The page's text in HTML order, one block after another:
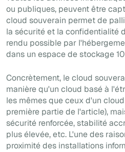
ou publiques, peuvent être
cloud souverain permet de
la sécurité et la confidentialité
rendu possible par
dans un espace de stockage
Concrètement, le cloud
manière qu'un cloud basé à
les mêmes que ceux d'un
première partie de l'article),
sécurité renforcée, stabilité
plus élevée, etc. L'une des
proximité des installations